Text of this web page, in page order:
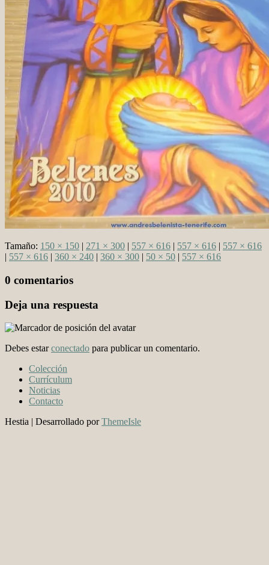
Tamaño: 150 × 150 | 271 × 300 | 557 × 616 | 557 × 616 | 557 × 616
| 557 × 616 | 360 × 240 | 360 × 300 | 50 × 50 | 557 × 616
0 comentarios
Deja una respuesta
Debes estarconectado para publicar un comentario.
Colección
Currículum
Noticias
Contacto
Hestia | Desarrollado porThemeIsle